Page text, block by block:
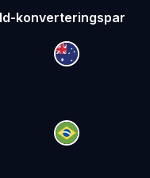
konverteringspar